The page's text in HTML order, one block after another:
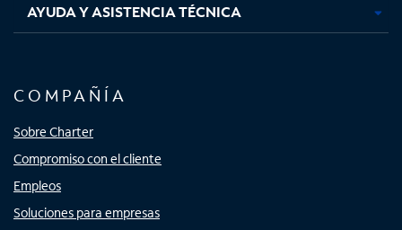
AYUDA Y ASISTENCIA TÉCNICA
COMPAÑÍA
Sobre Charter
Compromiso con el cliente
Empleos
Soluciones para empresas